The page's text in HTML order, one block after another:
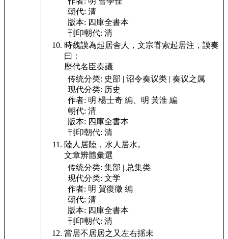
朝代: 清
版本: 四庫全書本
刊印朝代: 清
時魏謨為起居舎人，文宗甞索起居注，謨奏
曰：
歷代名臣奏議
传统分类: 史部 | 诏令奏议类 | 奏议之属
现代分类: 历史
作者: 明 楊士奇 編、明 黃淮 編
朝代: 清
版本: 四庫全書本
刊印朝代: 清
陸人居陸，水人居水。
文章辨體彙選
传统分类: 集部 | 总集类
现代分类: 文学
作者: 明 賀復徵 編
朝代: 清
版本: 四庫全書本
刊印朝代: 清
當居不居居之又左右揺未